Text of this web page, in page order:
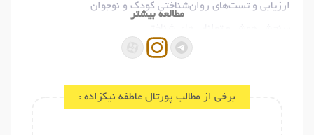
ارزیابی و تست‌های روان‌شناختی کودک و نوجوان
• شناسایی سبک یادگیری
• بررسی اختلالات رفتاری، هیجانی و توجهی
مطالعه بیشتر
برخی از مطالب پورتال عاطفه نیکزاده :